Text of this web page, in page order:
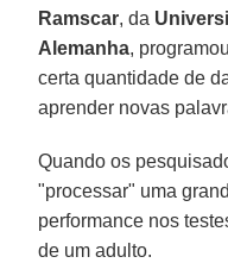
Ramscar, da
Alemanha,
certa quantidade de
aprender novas
Quando os
"processar" uma
performance nos
de um adulto.